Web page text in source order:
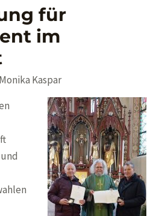
für
im
Monika Kaspar